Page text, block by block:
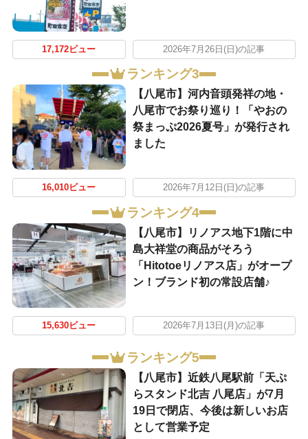
17,172ビュー 2026年7月26日(日)の記事
ランキング3
【八尾市】河内音頭発祥の地・
八尾市でお祭り巡り！「やおの
祭まっぷ2026夏号」が発行され
ました
16,010ビュー 2026年7月12日(日)の記事
ランキング4
【八尾市】リノアス地下1階に中
島大祥堂の商品がそろう
「Hitotoeリノアス店」がオープ
ン！ブランド初の常設店舗♪
15,630ビュー 2026年7月13日(月)の記事
ランキング5
【八尾市】近鉄八尾駅前「天ぷ
らスタンド北吉 八尾店」が7月
19日で閉店、今後は新しいお店
として営業予定